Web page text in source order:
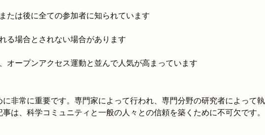
たは後に全ての参加者に知られています
る場合とされない場合があります
オープンアクセス運動と並んで人気が高まっています
非常に重要です。専門家によって行われ、専門分野の研究者によって執
は、科学コミュニティと一般の人々との信頼を築くために不可欠です。